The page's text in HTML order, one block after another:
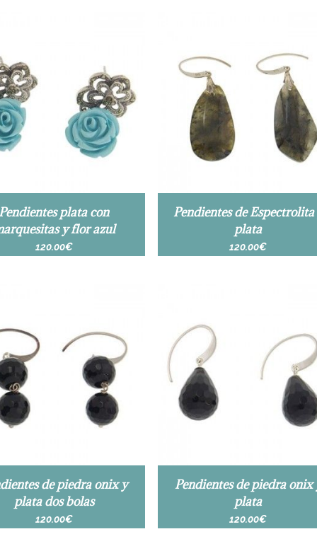
plata con
y flor azul
120.00€
Pendientes de Espectrolita
plata
120.00€
de piedra onix y
plata dos bolas
120.00€
Pendientes de piedra onix
plata
120.00€